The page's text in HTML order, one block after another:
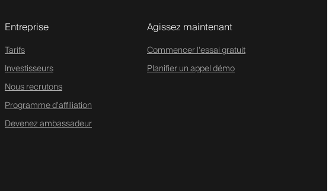
Entreprise
Tarifs
Investisseurs
Nous recrutons
Programme d'affiliation
Devenez ambassadeur
Agissez maintenant
Commencer l'essai gratuit
Planifier un appel démo